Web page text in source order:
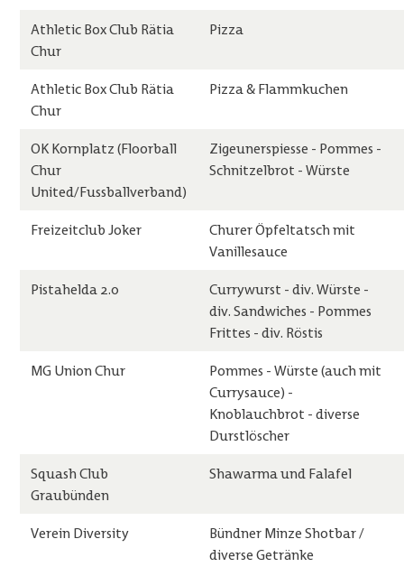
Athletic Box Club Rätia
Chur
Pizza
Athletic Box Club Rätia
Chur
Pizza & Flammkuchen
OK Kornplatz (Floorball
Chur
United/Fussballverband)
Zigeunerspiesse - Pommes -
Schnitzelbrot - Würste
Freizeitclub Joker
Churer Öpfeltatsch mit
Vanillesauce
Pistahelda 2.0
Currywurst - div. Würste -
div. Sandwiches - Pommes
Frittes - div. Röstis
MG Union Chur
Pommes - Würste (auch mit
Currysauce) -
Knoblauchbrot - diverse
Durstlöscher
Squash Club
Graubünden
Shawarma und Falafel
Verein Diversity
Bündner Minze Shotbar /
diverse Getränke